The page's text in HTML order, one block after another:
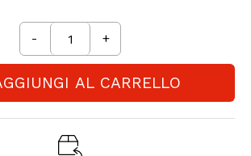
- +
AL CARRELLO